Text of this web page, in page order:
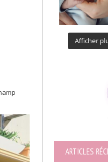
Afficher
ARTICLES